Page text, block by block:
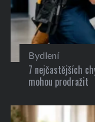
Bydlení
7 nejčastějších
mohou prodražit